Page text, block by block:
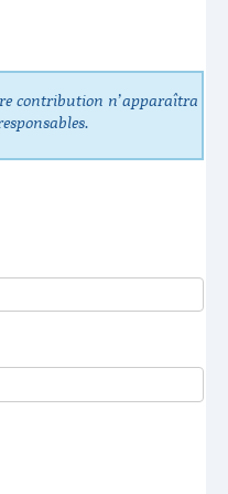
contribution n’apparaîtra